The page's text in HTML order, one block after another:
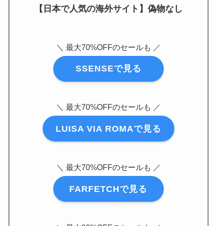
【日本で人気の海外サイト】偽物なし
＼ 最大70%OFFのセールも ／
SSENSEで見る
＼ 最大70%OFFのセールも ／
LUISA VIA ROMAで見る
＼ 最大70%OFFのセールも ／
FARFETCHで見る